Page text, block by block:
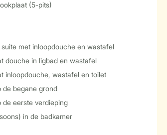
(5-pits)
met inloopdouche en wastafel
douche in ligbad en wastafel
inloopdouche, wastafel en toilet
de begane grond
de eerste verdieping
in de badkamer